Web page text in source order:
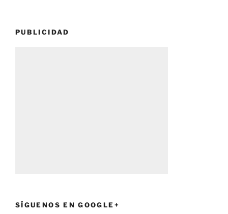
PUBLICIDAD
SÍGUENOS EN GOOGLE+